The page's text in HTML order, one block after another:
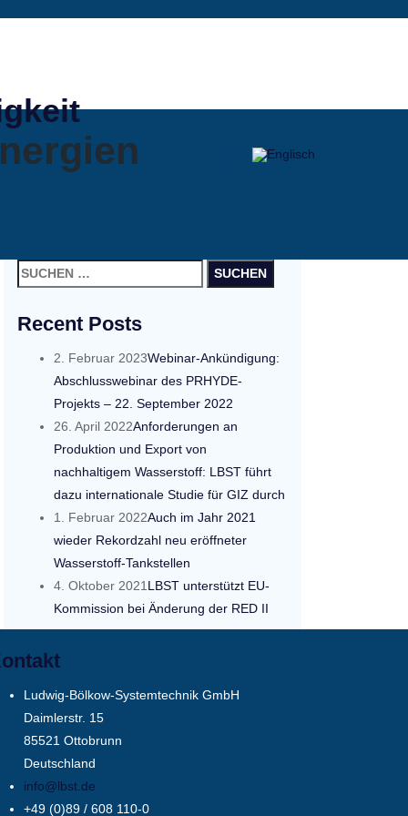
Suchen
nach:
Recent Posts
2. Februar 2023Webinar-Ankündigung:
Abschlusswebinar des PRHYDE-
Projekts – 22. September 2022
26. April 2022Anforderungen an
Produktion und Export von
nachhaltigem Wasserstoff: LBST führt
dazu internationale Studie für GIZ durch
1. Februar 2022Auch im Jahr 2021
wieder Rekordzahl neu eröffneter
Wasserstoff-Tankstellen
4. Oktober 2021 LBST unterstützt EU-
Kommission bei Änderung der RED II
Ludwig-Bölkow-Systemtechnik GmbH
Daimlerstr. 15
85521 Ottobrunn
Deutschland
info@lbst.de
+49 (0)89 / 608 110-0